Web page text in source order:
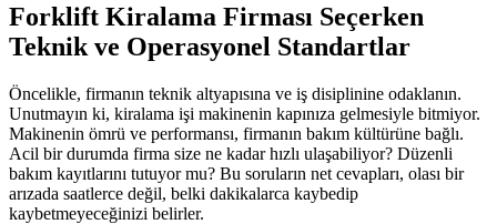
Forklift Kiralama Firması Seçerken
Teknik ve Operasyonel Standartlar
Öncelikle, firmanın teknik altyapısına ve iş disiplinine odaklanın.
Unutmayın ki, kiralama işi makinenin kapınıza gelmesiyle bitmiyor.
Makinenin ömrü ve performansı, firmanın bakım kültürüne bağlı.
Acil bir durumda firma size ne kadar hızlı ulaşabiliyor? Düzenli
bakım kayıtlarını tutuyor mu? Bu soruların net cevapları, olası bir
arızada saatlerce değil, belki dakikalarca kaybedip
kaybetmeyeceğinizi belirler.